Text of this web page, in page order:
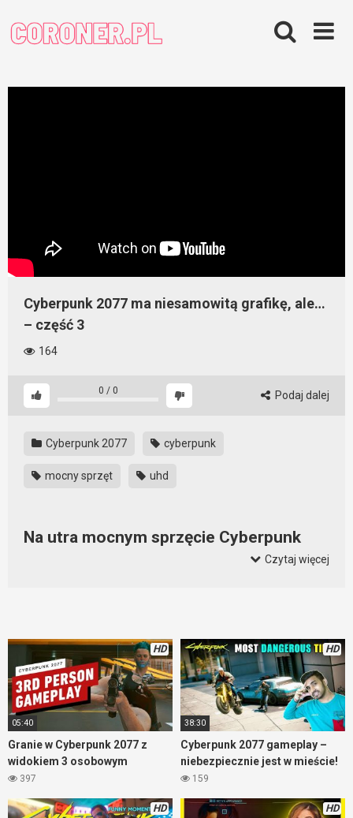
content
Cyberpunk 2077 ma niesamowitą grafikę, ale…
– część 3
164
0 / 0 Podaj dalej
Cyberpunk 2077 cyberpunk
mocny sprzęt uhd
Na utra mocnym sprzęcie Cyberpunk
Cyberpunk w 4K ultra jest niesamowicie widowiskowy.
Wystarczy tylko spojrzeć na tren film, by od razu chciało się
wymienić sprzęt na nowy. Zatem – do dzieła.Poprzednia
część tego filmu jest tutaj.
Czytaj więcej
HD
05:40
Granie w Cyberpunk 2077 z
widokiem 3 osobowym
397
HD
38:30
Cyberpunk 2077 gameplay –
niebezpiecznie jest w mieście!
159
HD HD